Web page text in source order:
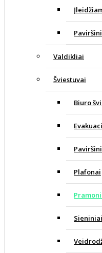
Valdikliai
Šviestuvai
Biuro
Plafonai